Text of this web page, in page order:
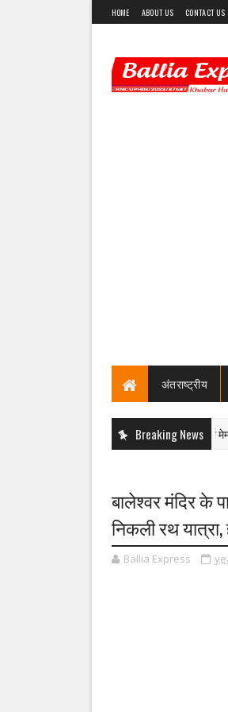
HOME ABOUT US CONTACT US
अंतराष्ट्रीय
Breaking News
लखनऊ मानव वर्मा मेमोरियल
बालेश्वर मंदिर के
निकली रथ यात्रा,
Ballia Express